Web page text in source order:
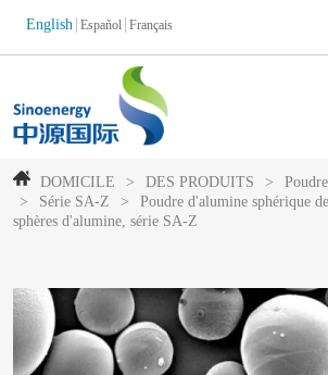
English Español Français
DOMICILE > DES PRODUITS >
>
Série SA-Z >
Poudre d'alumine sphérique
sphères d'alumine, série SA-Z